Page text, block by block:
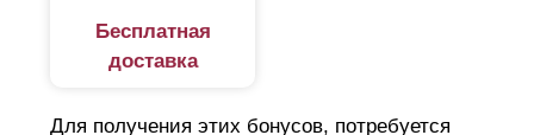
Бесплатная
доставка
Для получения этих бонусов, потребуется